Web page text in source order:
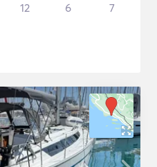
12 6 7